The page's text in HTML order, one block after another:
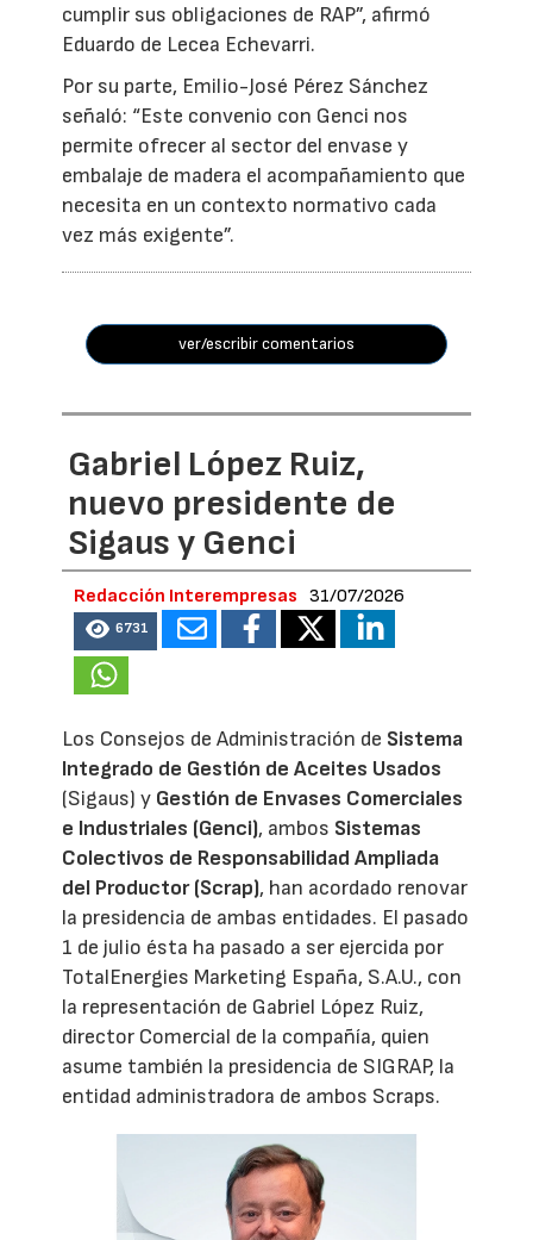
cumplir sus obligaciones de RAP”, afirmó
Eduardo de Lecea Echevarri.
Por su parte, Emilio-José Pérez Sánchez
señaló: “Este convenio con Genci nos
permite ofrecer al sector del envase y
embalaje de madera el acompañamiento que
necesita en un contexto normativo cada
vez más exigente”.
ver/escribir comentarios
Gabriel López Ruiz,
nuevo presidente de
Sigaus y Genci
Redacción Interempresas 31/07/2026
6731
Los Consejos de Administración de Sistema
Integrado de Gestión de Aceites Usados
(Sigaus) y Gestión de Envases Comerciales
e Industriales (Genci), ambos Sistemas
Colectivos de Responsabilidad Ampliada
del Productor (Scrap), han acordado renovar
la presidencia de ambas entidades. El pasado
1 de julio ésta ha pasado a ser ejercida por
TotalEnergies Marketing España, S.A.U., con
la representación de Gabriel López Ruiz,
director Comercial de la compañía, quien
asume también la presidencia de SIGRAP, la
entidad administradora de ambos Scraps.